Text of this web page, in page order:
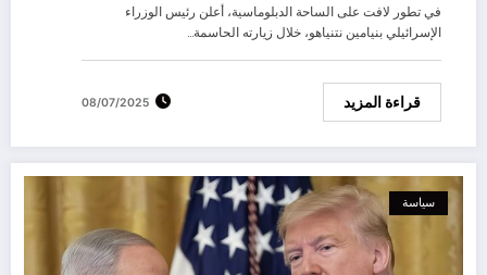
في تطور لافت على الساحة الدبلوماسية، أعلن رئيس الوزراء
الإسرائيلي بنيامين نتنياهو، خلال زيارته الحاسمة…
قراءة المزيد 08/07/2025
سياسة